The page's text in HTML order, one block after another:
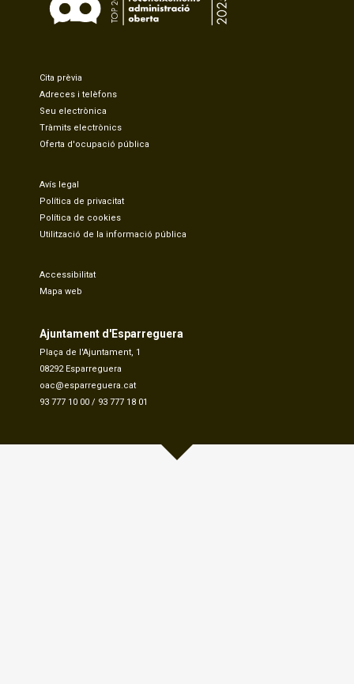
Cita prèvia
Adreces i telèfons
Seu electrònica
Tràmits electrònics
Oferta d'ocupació pública
Avís legal
Política de privacitat
Política de cookies
Utilització de la informació pública
Accessibilitat
Mapa web
Ajuntament d'Esparreguera
Plaça de l'Ajuntament, 1
08292 Esparreguera
oac@esparreguera.cat
93 777 10 00 / 93 777 18 01